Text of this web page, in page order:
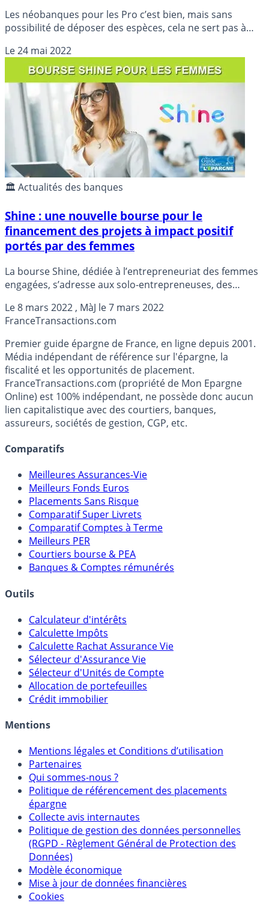
Les néobanques pour les Pro c’est bien, mais sans
possibilité de déposer des espèces, cela ne sert pas à
relations directes avec les consommateurs
(restaurateurs, commerçants, artisans). Shine est la
première néobanque à proposer le dépôt d’espèces.
Le24 mai 2022
🏛️ Actualités des banques
Shine : une nouvelle bourse pour le
financement des projets à impact positif
portés par des femmes
La bourse Shine, dédiée à l’entrepreneuriat des femmes
engagées, s’adresse aux solo-entrepreneuses, des
projets à impact positif ayant besoin d’un financement
pour développer leur entreprise.
Le8 mars 2022 , MàJ le7 mars 2022
FranceTransactions.com
Premier guide épargne de France, en ligne depuis 2001.
Média indépendant de référence sur l'épargne, la
fiscalité et les opportunités de placement.
FranceTransactions.com (propriété de Mon Epargne
Online) est 100% indépendant, ne possède donc aucun
lien capitalistique avec des courtiers, banques,
assureurs, sociétés de gestion, CGP, etc.
Comparatifs
Meilleures Assurances-Vie
Meilleurs Fonds Euros
Placements Sans Risque
Comparatif Super Livrets
Comparatif Comptes à Terme
Meilleurs PER
Courtiers bourse & PEA
Banques & Comptes rémunérés
Outils
Calculateur d'intérêts
Calculette Impôts
Calculette Rachat Assurance Vie
Sélecteur d'Assurance Vie
Sélecteur d'Unités de Compte
Allocation de portefeuilles
Crédit immobilier
Mentions
Mentions légales et Conditions d’utilisation
Partenaires
Qui sommes-nous ?
Politique de référencement des placements
épargne
Collecte avis internautes
Politique de gestion des données personnelles
(RGPD - Règlement Général de Protection des
Données)
Modèle économique
Mise à jour de données financières
Cookies